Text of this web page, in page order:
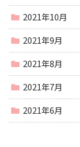
2021年10月
2021年9月
2021年8月
2021年7月
2021年6月